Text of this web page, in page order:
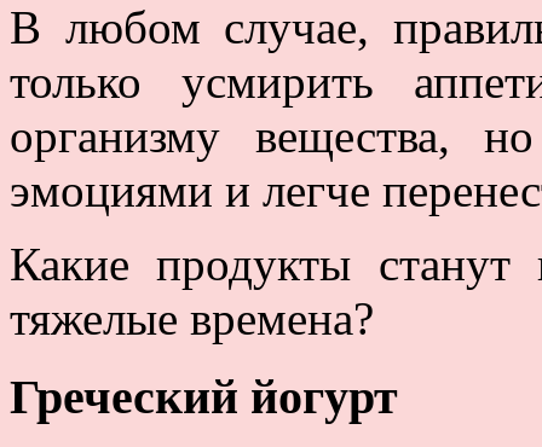
В любом случае,
только усмирить
организму вещества,
эмоциями и легче
Какие продукты
тяжелые времена?
Греческий йогурт